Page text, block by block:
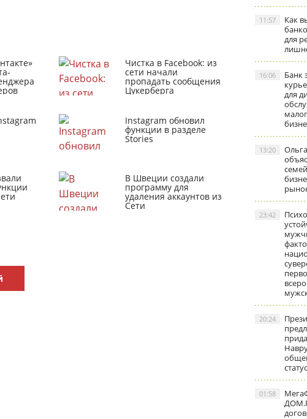
Чистка в Facebook: из
сети начали
пропадать сообщения
Цукерберга
Instagram обновил
функции в разделе
Stories
В Швеции создали
программу для
удаления аккаунтов из
Сети
Как
для
11:57
Банк
для
16:06
13:20
23:42
статус
20:24
01:58